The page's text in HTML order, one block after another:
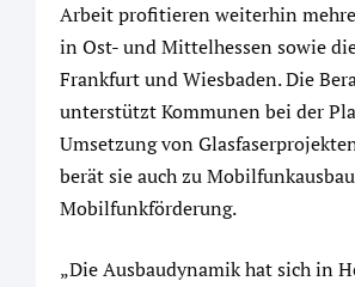
Arbeit profitieren weiterhin
in Ost- und Mittelhessen sowie
Frankfurt und Wiesbaden. Die
unterstützt Kommunen bei der
Umsetzung von
berät sie auch zu
Mobilfunkförderung.
„Die Ausbaudynamik hat sich in